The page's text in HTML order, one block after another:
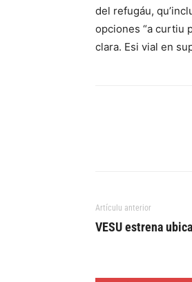
del refugáu,
opciones “a curtiu
clara. Esi vial en
Artículu anterior
VESU estrena